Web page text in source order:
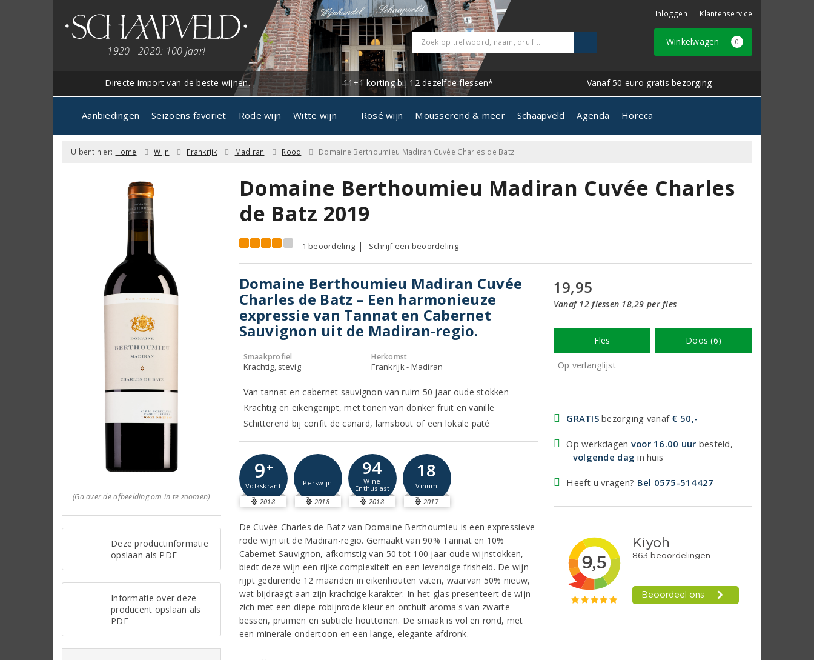
1920 - 2020: 100 jaar!
Inloggen Klantenservice
Winkelwagen 0
Directe import van de beste wijnen. 11+1 korting bij 12 dezelfde flessen* Vanaf 50 euro gratis bezorging
Aanbiedingen Seizoens favoriet Rode wijn Witte wijn Rosé wijn Mousserend & meer Schaapveld Agenda Horeca
U bent hier: Home Wijn Frankrijk Madiran Rood Domaine Berthoumieu Madiran Cuvée Charles de Batz
(Ga over de afbeelding om in te zoomen)
Deze productinformatie
opslaan als PDF
Informatie over deze
producent opslaan als
PDF
Domaine Berthoumieu Madiran Cuvée Charles
de Batz 2019
1 beoordeling Schrijf een beoordeling
Domaine Berthoumieu Madiran Cuvée
Charles de Batz – Een harmonieuze
expressie van Tannat en Cabernet
Sauvignon uit de Madiran-regio.
Smaakprofiel
Krachtig, stevig
Herkomst
Frankrijk - Madiran
Van tannat en cabernet sauvignon van ruim 50 jaar oude stokken
Krachtig en eikengerijpt, met tonen van donker fruit en vanille
Schitterend bij confit de canard, lamsbout of een lokale paté
9+
Volkskrant
2018
Perswijn
2018
94
Wine
Enthusiast
2018
18
Vinum
2017
De Cuvée Charles de Batz van Domaine Berthoumieu is een expressieve
rode wijn uit de Madiran-regio. Gemaakt van 90% Tannat en 10%
Cabernet Sauvignon, afkomstig van 50 tot 100 jaar oude wijnstokken,
biedt deze wijn een rijke complexiteit en een levendige frisheid. De wijn
rijpt gedurende 12 maanden in eikenhouten vaten, waarvan 50% nieuw,
wat bijdraagt aan zijn krachtige karakter. In het glas presenteert de wijn
zich met een diepe robijnrode kleur en onthult aroma's van zwarte
bessen, pruimen en subtiele houttonen. De smaak is vol en rond, met
een minerale ondertoon en een lange, elegante afdronk.
19,95
Vanaf 12 flessen 18,29 per fles
Fles Doos (6)
Op verlanglijst
GRATISbezorging vanaf € 50,-
Op werkdagen voor 16.00 uur besteld,
volgende dag in huis
Heeft u vragen? Bel 0575-514427